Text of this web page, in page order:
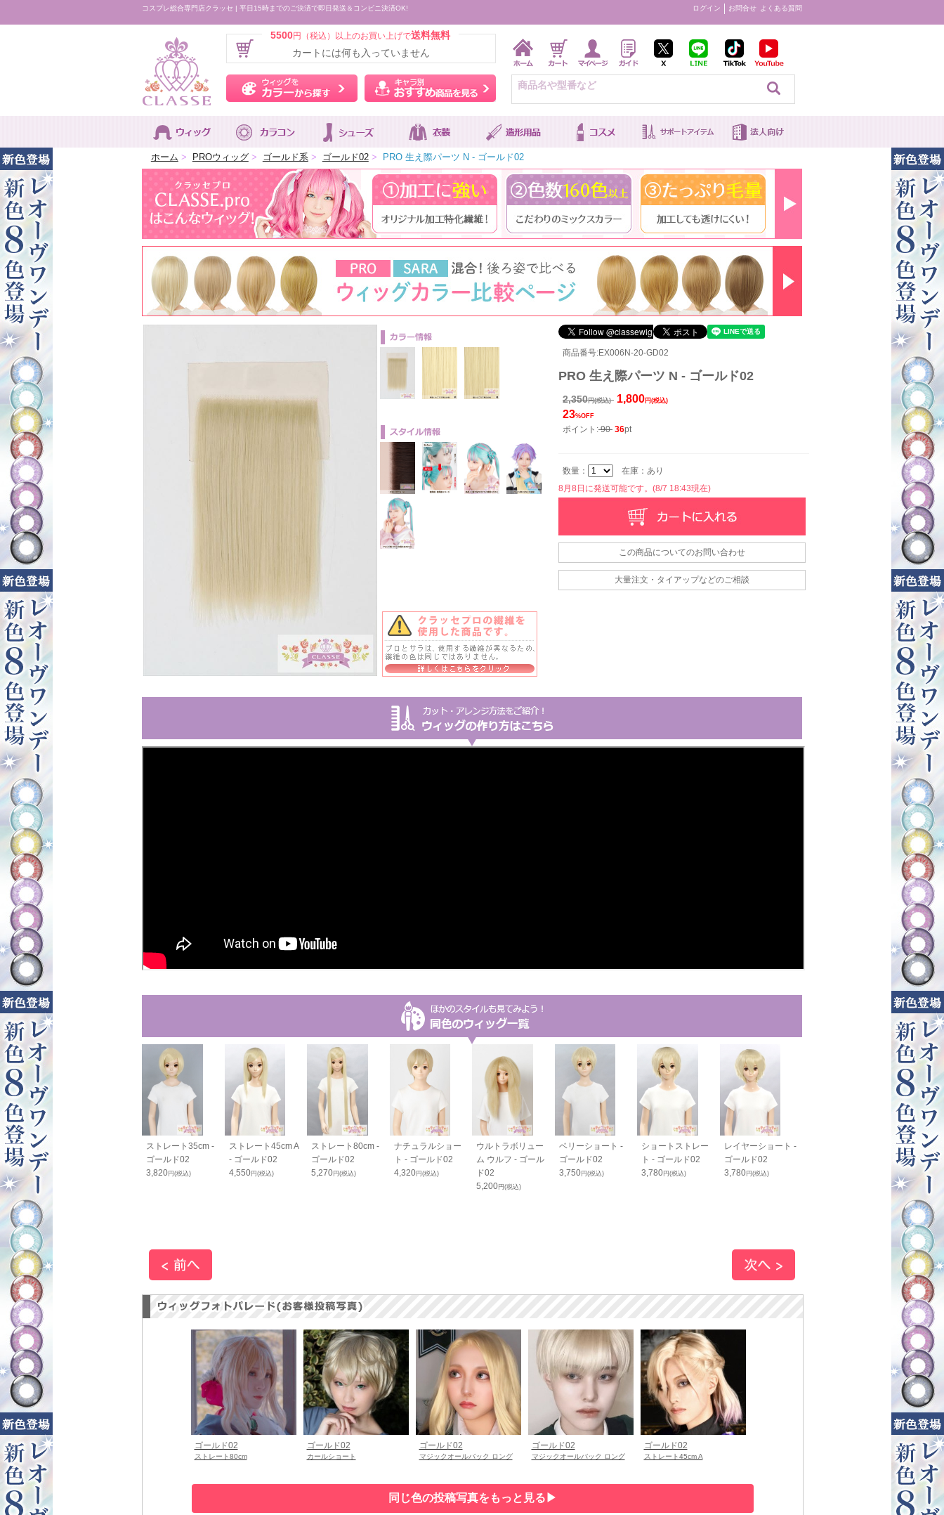
コスプレ総合専門店クラッセ | 平日15時までのご決済で即日発送＆コンビニ決済OK! ログイン お問合せ よくある質問
5500円（税込）以上のお買い上げで送料無料
カートには何も入っていません
ウィッグをカラーから探す キャラ別おすすめ商品を見る
ホーム > PROウィッグ > ゴールド系 > ゴールド02 > PRO 生え際パーツ N - ゴールド02
商品番号:EX006N-20-GD02
PRO 生え際パーツ N - ゴールド02
2,350円(税込) 1,800 円(税込)
23%OFF
ポイント:90 36pt
数量：
在庫：あり
8月8日に発送可能です。(8/7 18:43現在)
この商品についてのお問い合わせ
大量注文・タイアップなどのご相談
テールベー
ールド02
ストレート35cm -
ゴールド02
3,820円(税込)
ストレート45cm A
- ゴールド02
4,550円(税込)
ストレート80cm -
ゴールド02
5,270円(税込)
ナチュラルショー
ト - ゴールド02
4,320円(税込)
ウルトラボリュー
ム ウルフ - ゴール
ド02
5,200円(税込)
ベリーショート -
ゴールド02
3,750円(税込)
ショートストレー
ト - ゴールド02
3,780円(税込)
レイヤーショート -
ゴールド02
3,780円(税込)
スタンダード
ゴールド02
4,050
円(税込)
ゴールド02
ストレート80cm
ゴールド02
カールショート
ゴールド02
マジックオールバック ロング
ゴールド02
マジックオールバック ロング
ゴールド02
ストレート45cm A